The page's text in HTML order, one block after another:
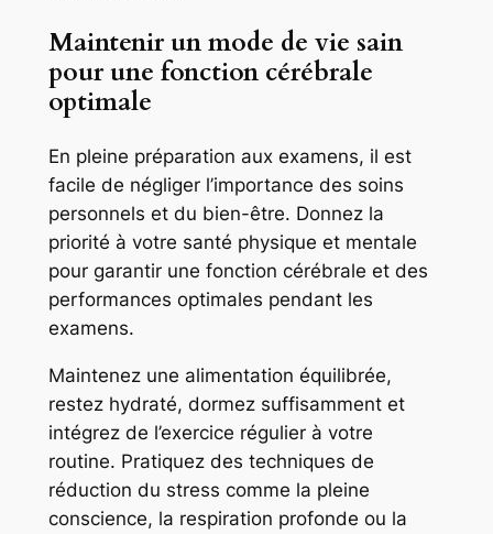
Maintenir un mode de vie sain
pour une fonction cérébrale
optimale
En pleine préparation aux examens, il est
facile de négliger l’importance des soins
personnels et du bien-être. Donnez la
priorité à votre santé physique et mentale
pour garantir une fonction cérébrale et des
performances optimales pendant les
examens.
Maintenez une alimentation équilibrée,
restez hydraté, dormez suffisamment et
intégrez de l’exercice régulier à votre
routine. Pratiquez des techniques de
réduction du stress comme la pleine
conscience, la respiration profonde ou la